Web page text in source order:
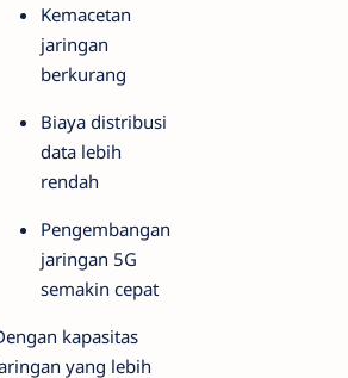
Kemacetan
jaringan
berkurang
Biaya distribusi
data lebih
rendah
Pengembangan
jaringan 5G
semakin cepat
kapasitas
yang lebih